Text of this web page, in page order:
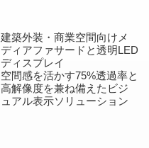
建築外装・商業空間向けメ
ディアファサードと透明LED
ディスプレイ
空間感を活かす75%透過率と
高解像度を兼ね備えたビジ
ュアル表示ソリューション